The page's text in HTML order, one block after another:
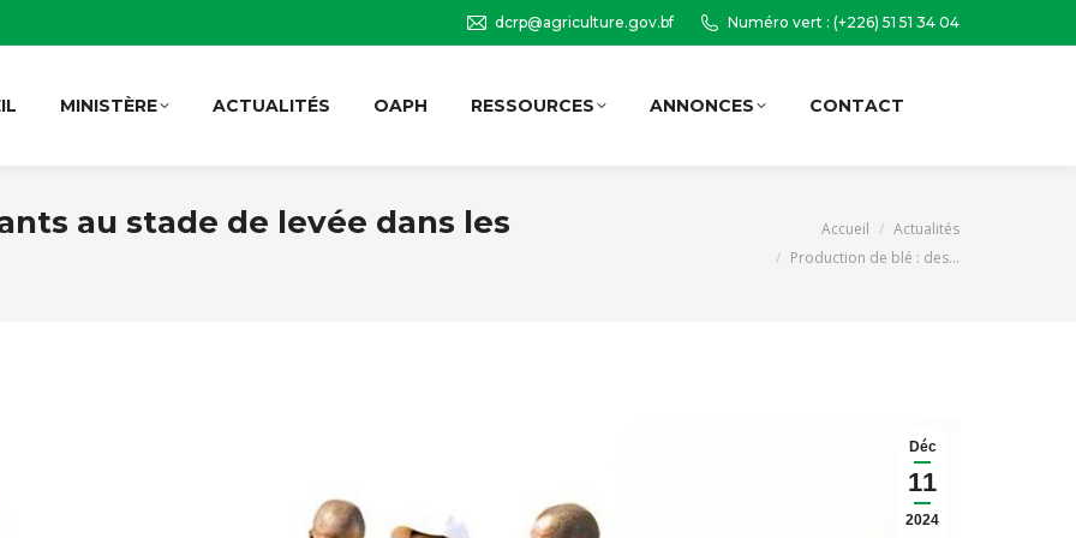
dcrp@agriculture.gov.bf Numéro vert : (+226) 51 51 34 04
MINISTÈRE ACTUALITÉS OAPH RESSOURCES ANNONCES CONTACT
au stade de levée dans les
Accueil
Actualités
Production de blé : des…
Déc
11
2024